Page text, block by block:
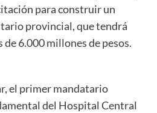
para construir un
provincial, que tendrá
de 6.000 millones de pesos.
el primer mandatario
del Hospital Central